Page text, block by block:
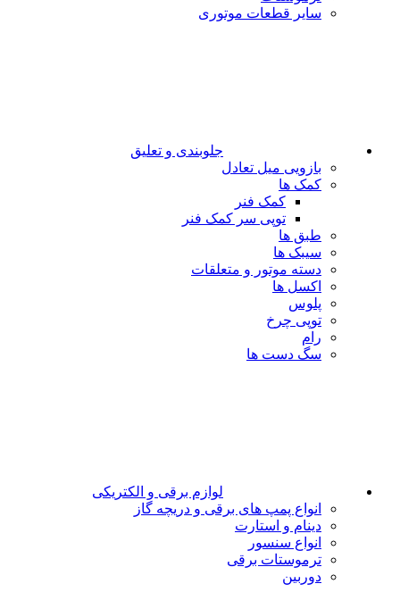
سایر قطعات موتوری
جلوبندی و تعلیق
بازویی میل تعادل
کمک ها
کمک فنر
توپی سر کمک فنر
طبق ها
سیبک ها
دسته موتور و متعلقات
اکسل ها
پلوس
توپی چرخ
رام
سگ دست ها
لوازم برقی و الکتریکی
انواع پمپ های برقی و دریچه گاز
دینام و استارت
انواع سنسور
ترموستات برقی
دوربین